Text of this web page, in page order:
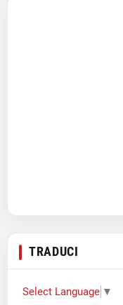
TRADUCI
Select Language ▼